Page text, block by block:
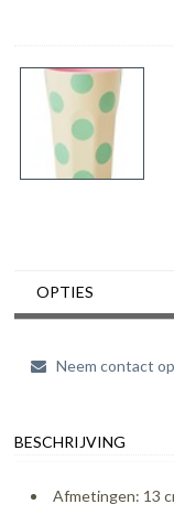
OPTIES
Neem contact
BESCHRIJVING
Afmetingen: 13